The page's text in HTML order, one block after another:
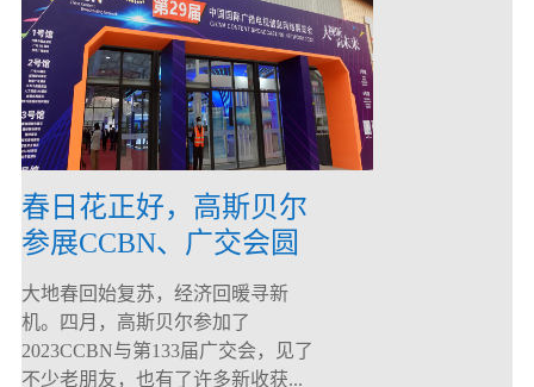
春日花正好，高斯贝尔
参展CCBN、广交会圆
满落幕！
大地春回始复苏，经济回暖寻新
机。四月，高斯贝尔参加了
2023CCBN与第133届广交会，见了
不少老朋友，也有了许多新收获...